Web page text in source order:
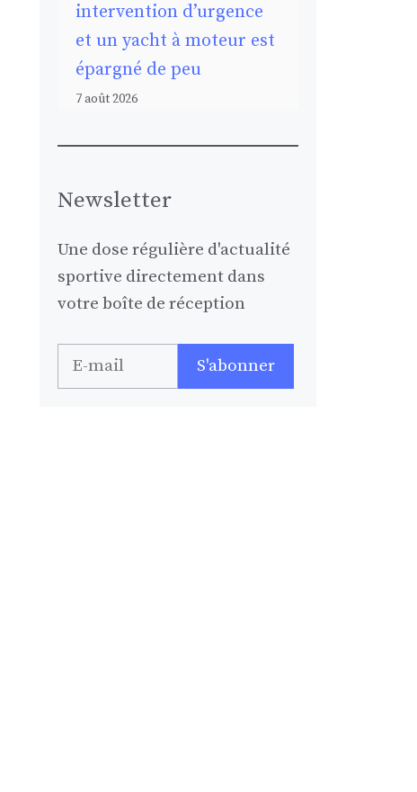
intervention d’urgence
et un yacht à moteur est
épargné de peu
7 août 2026
Newsletter
Une dose régulière d'actualité
sportive directement dans
votre boîte de réception